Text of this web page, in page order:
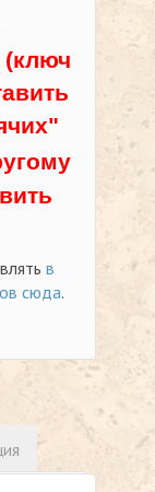
(ключ
в
сюда.